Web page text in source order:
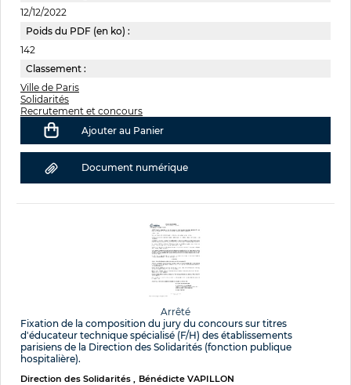
12/12/2022
Poids du PDF (en ko) :
142
Classement :
Ville de Paris
Solidarités
Recrutement et concours
Ajouter au Panier
Document numérique
Arrêté
Fixation de la composition du jury du concours sur titres
d'éducateur technique spécialisé (F/H) des établissements
parisiens de la Direction des Solidarités (fonction publique
hospitalière).
Direction des Solidarités Bénédicte VAPILLON